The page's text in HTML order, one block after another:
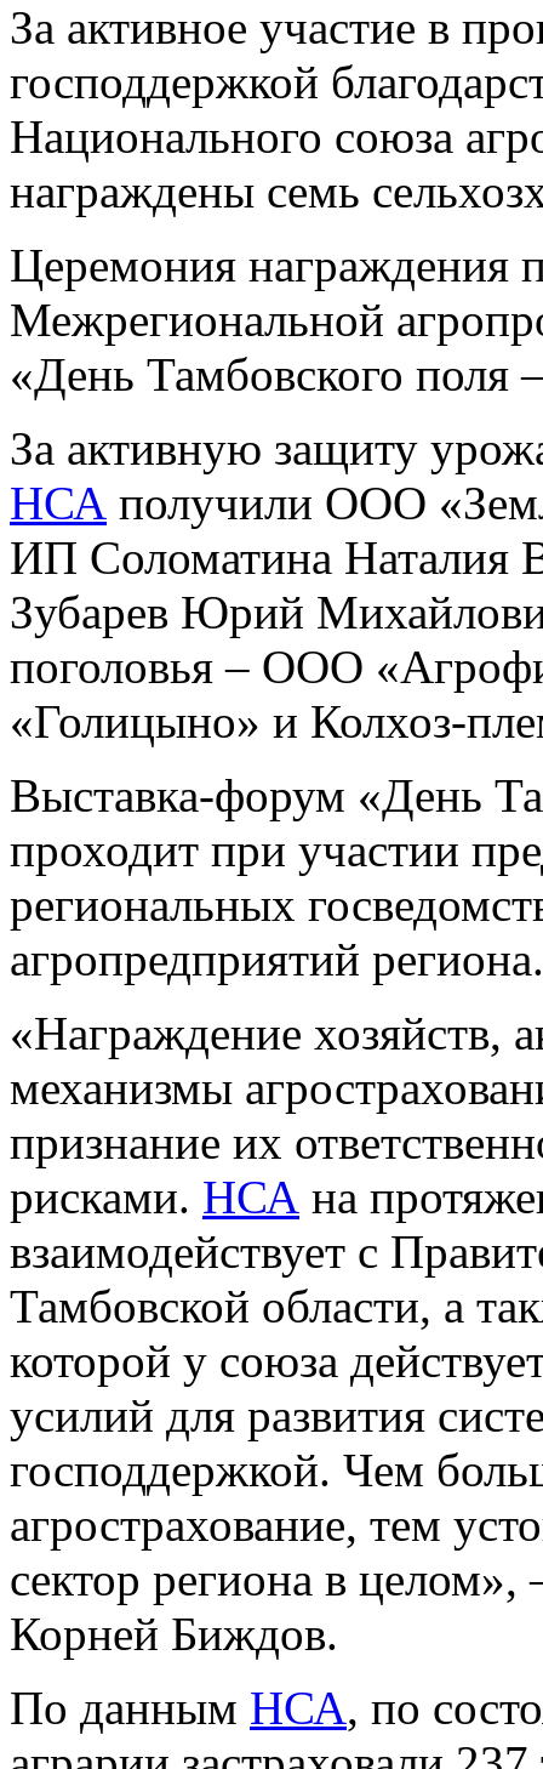
За активное участие в
господдержкой
Национального союза
награждены семь
Церемония награждения
Межрегиональной
«День Тамбовского
За активную защиту
НСА получили ООО
ИП Соломатина Наталия
Зубарев Юрий
поголовья – ООО
«Голицыно» и Колхоз-
Выставка-форум «День
проходит при участии
региональных
агропредприятий региона.
«Награждение хозяйств,
механизмы
признание их
рисками. НСА на
взаимодействует с
Тамбовской области, а
которой у союза
усилий для развития
господдержкой. Чем
агрострахование, тем
сектор региона в
Корней Биждов.
По данным НСА, по